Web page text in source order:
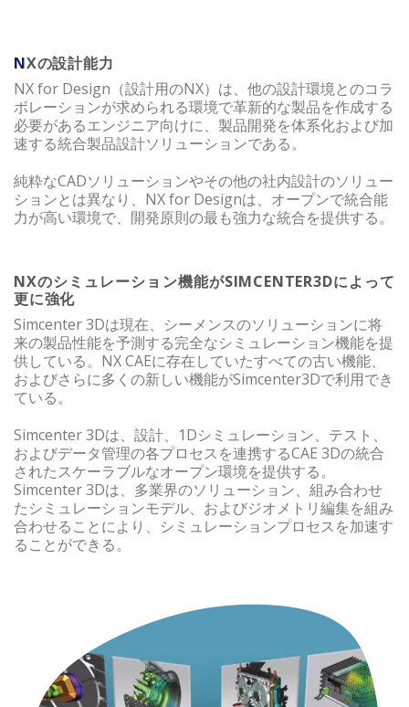
NXの設計能力
NX for Design（設計用のNX）は、他の設計環境とのコラ
ボレーションが求められる環境で革新的な製品を作成する
必要があるエンジニア向けに、製品開発を体系化および加
速する統合製品設計ソリューションである。
純粋なCADソリューションやその他の社内設計のソリュー
ションとは異なり、NX for Designは、オープンで統合能
力が高い環境で、開発原則の最も強力な統合を提供する。
NXのシミュレーション機能がSIMCENTER3Dによって
更に強化
Simcenter 3Dは現在、シーメンスのソリューションに将
来の製品性能を予測する完全なシミュレーション機能を提
供している。NX CAEに存在していたすべての古い機能、
およびさらに多くの新しい機能がSimcenter3Dで利用でき
ている。
Simcenter 3Dは、設計、1Dシミュレーション、テスト、
およびデータ管理の各プロセスを連携するCAE 3Dの統合
されたスケーラブルなオープン環境を提供する。
Simcenter 3Dは、多業界のソリューション、組み合わせ
たシミュレーションモデル、およびジオメトリ編集を組み
合わせることにより、シミュレーションプロセスを加速す
ることができる。